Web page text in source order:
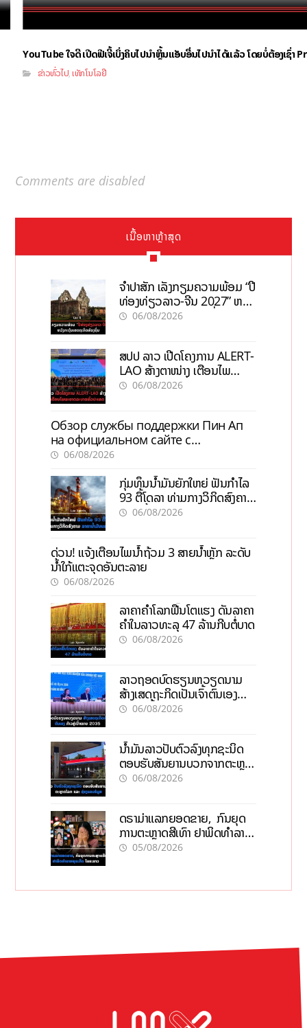
YouTube ໃຈດີ ເປີດຟີເຈີ້ເບິ່ງຄິບໄປນຳຫຼິ້ນແອັບອື່ນໄປນຳໄດ້ແລ້ວ ໂດຍບໍ່ຕ້ອງເຊົ່າ
ຂ່າວທົ່ວໄປ ,ເທັກໂນໂລຢີ
Comments are disabled
ເນື້ອຫາຫຼ້າສຸດ
ຈຳປາສັກ ເລັ່ງກຽມຄວາມພ້ອມ “ປີ
ທ່ອງທ່ຽວລາວ-ຈີນ 2027” ຫວັງ
ກະຕຸ້ນເສດຖະກິດທ້ອງຖິ່ນ
06/08/2026
ສປປ ລາວ ເປີດໂຄງການ ALERT-
LAO ສ້າງຕາໜ່າງ ເຕືອນໄພ
ພະຍາດລະບາດທົ່ວປະເທດ
06/08/2026
Обзор службы поддержки Пин Ап
на официальном сайте с
актуальной информацией
06/08/2026
ກຸ່ມທຶນນ້ຳມັນຍັກໃຫຍ່ ຟັນກຳໄລ
93 ຕື້ໂດລາ ທ່າມກາງວິກິດສົງຄາມ
ລາຄານໍ້າມັນແພງ
06/08/2026
ດ່ວນ! ແຈ້ງເຕືອນໄພນໍ້າຖ້ວມ 3 ສາຍນໍ້າຫຼັກ ລະດັບ
ນໍ້າໃກ້ແຕະຈຸດອັນຕະລາຍ
06/08/2026
ລາຄາຄຳໂລກຟື້ນໂຕແຮງ ດັນລາຄາ
ຄຳໃນລາວທະລຸ 47 ລ້ານກີບຕໍ່ບາດ
06/08/2026
ລາວຖອດບົດຮຽນຫວຽດນາມ
ສ້າງເສດຖະກິດເປັນເຈົ້າຕົນເອງ
ກ້າວສູ່ເປົ້າໝາຍ 2035
06/08/2026
ນໍ້າມັນລາວປັບຕົວລົງທຸກຊະນິດ
ຕອບຮັບສັນຍານບວກຈາກຕະຫຼາດ
ໂລກ ແລະ ຊ່ອງແຄບຮໍມູສ
06/08/2026
ດຣາມ່າແລກຍອດຂາຍ, ກົນຍຸດ
ການຕະຫຼາດສີເທົາ ຢາພິດທຳລາຍ
ທຸລະກິດ ໄລຍະຍາວ
05/08/2026